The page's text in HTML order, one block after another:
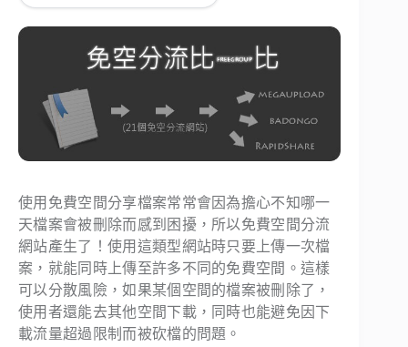
使用免費空間分享檔案常常會因為擔心不知哪一
天檔案會被刪除而感到困擾，所以免費空間分流
網站產生了！使用這類型網站時只要上傳一次檔
案，就能同時上傳至許多不同的免費空間。這樣
可以分散風險，如果某個空間的檔案被刪除了，
使用者還能去其他空間下載，同時也能避免因下
載流量超過限制而被砍檔的問題。